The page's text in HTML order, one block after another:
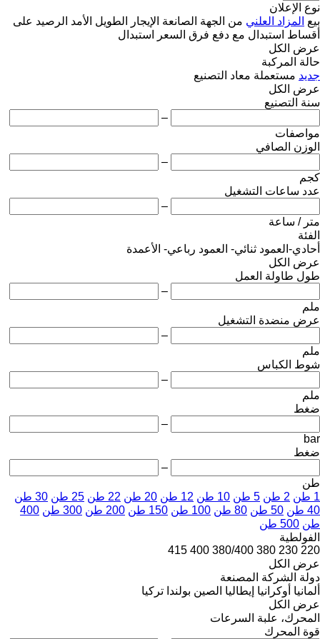
نوع الإعلان
بيع المزاد العلني من الجهة الصانعة الإيجار الطويل الأمد الرصيد على
أقساط استبدال مع دفع فرق السعر
استبدال
عرض الكل
حالة المركبة
جديد مستعملة معاد التصنيع
عرض الكل
سنة التصنيع
–
مواصفات
الوزن الصافي
–
كجم
عدد ساعات التشغيل
–
متر / ساعة
الفئة
أحادي-العمود ثنائي- العمود رباعي- الأعمدة
عرض الكل
طول طاولة العمل
–
ملم
عرض منضدة التشغيل
–
ملم
شوط الكباس
–
ملم
ضغط
–
bar
ضغط
–
طن
1 طن
2 طن 5 طن 10 طن 12 طن 20 طن 22 طن 25 طن
30 طن
40 طن
50 طن 80 طن 100 طن 150 طن 200 طن 300 طن
400
طن 500 طن
الفولطية
220
230
380
380/400
400
415
عرض الكل
دولة الشركة المصنعة
ألمانيا أوكرانيا إيطاليا الصين بولندا تركيا
عرض الكل
المحرك، علبة السرعات
قوة المحرك